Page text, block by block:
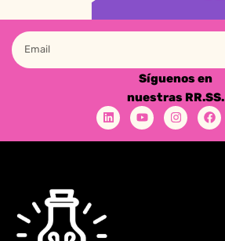
Síguenos en
nuestras RR.SS.